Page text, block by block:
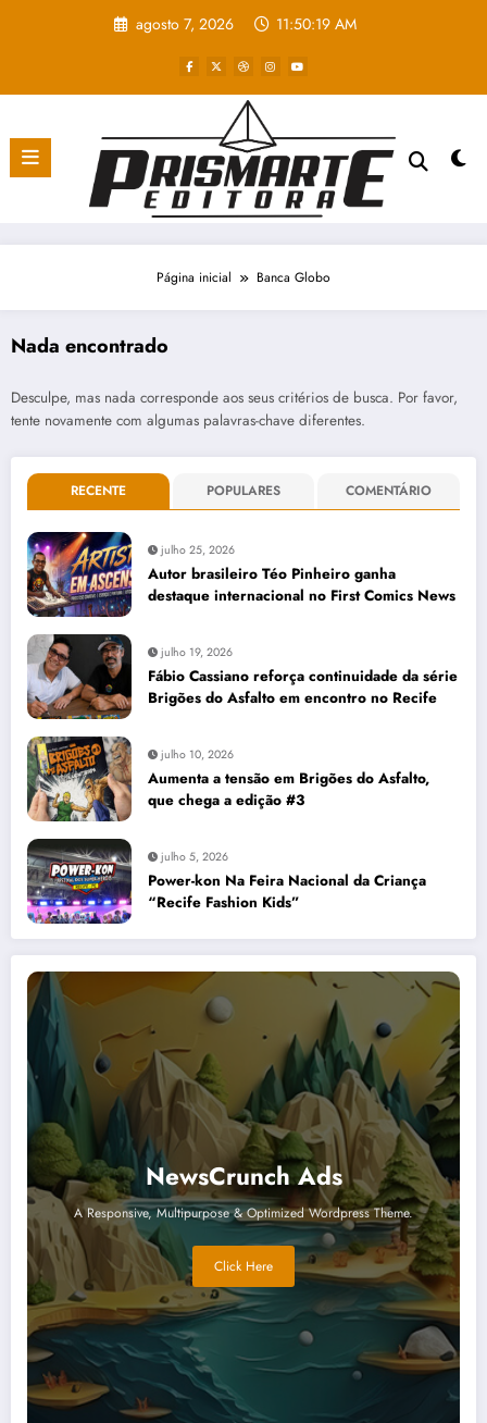
agosto 7, 2026 11:50:19 AM
Página inicial Banca Globo
Nada encontrado
Desculpe, mas nada corresponde aos seus critérios de busca. Por favor,
tente novamente com algumas palavras-chave diferentes.
RECENTE POPULARES COMENTÁRIO
julho 25, 2026
Autor brasileiro Téo Pinheiro ganha
destaque internacional no First Comics News
julho 19, 2026
Fábio Cassiano reforça continuidade da série
Brigões do Asfalto em encontro no Recife
julho 10, 2026
Aumenta a tensão em Brigões do Asfalto,
que chega a edição #3
julho 5, 2026
Power-kon Na Feira Nacional da Criança
“Recife Fashion Kids”
NewsCrunch Ads
A Responsive, Multipurpose & Optimized Wordpress Theme.
Click Here